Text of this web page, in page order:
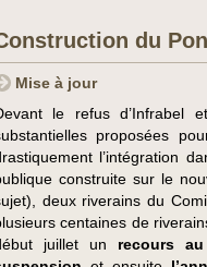
du
Mise à jour
le refus d’Infrabel
proposées
l’intégration
construite sur le
deux riverains du
centaines de
juillet un recours